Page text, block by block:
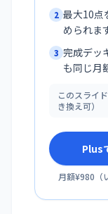
2 最大10点
められま
3 完成デッ
も同じ月
このスライ
き換え可）
Plus
月額¥980 （